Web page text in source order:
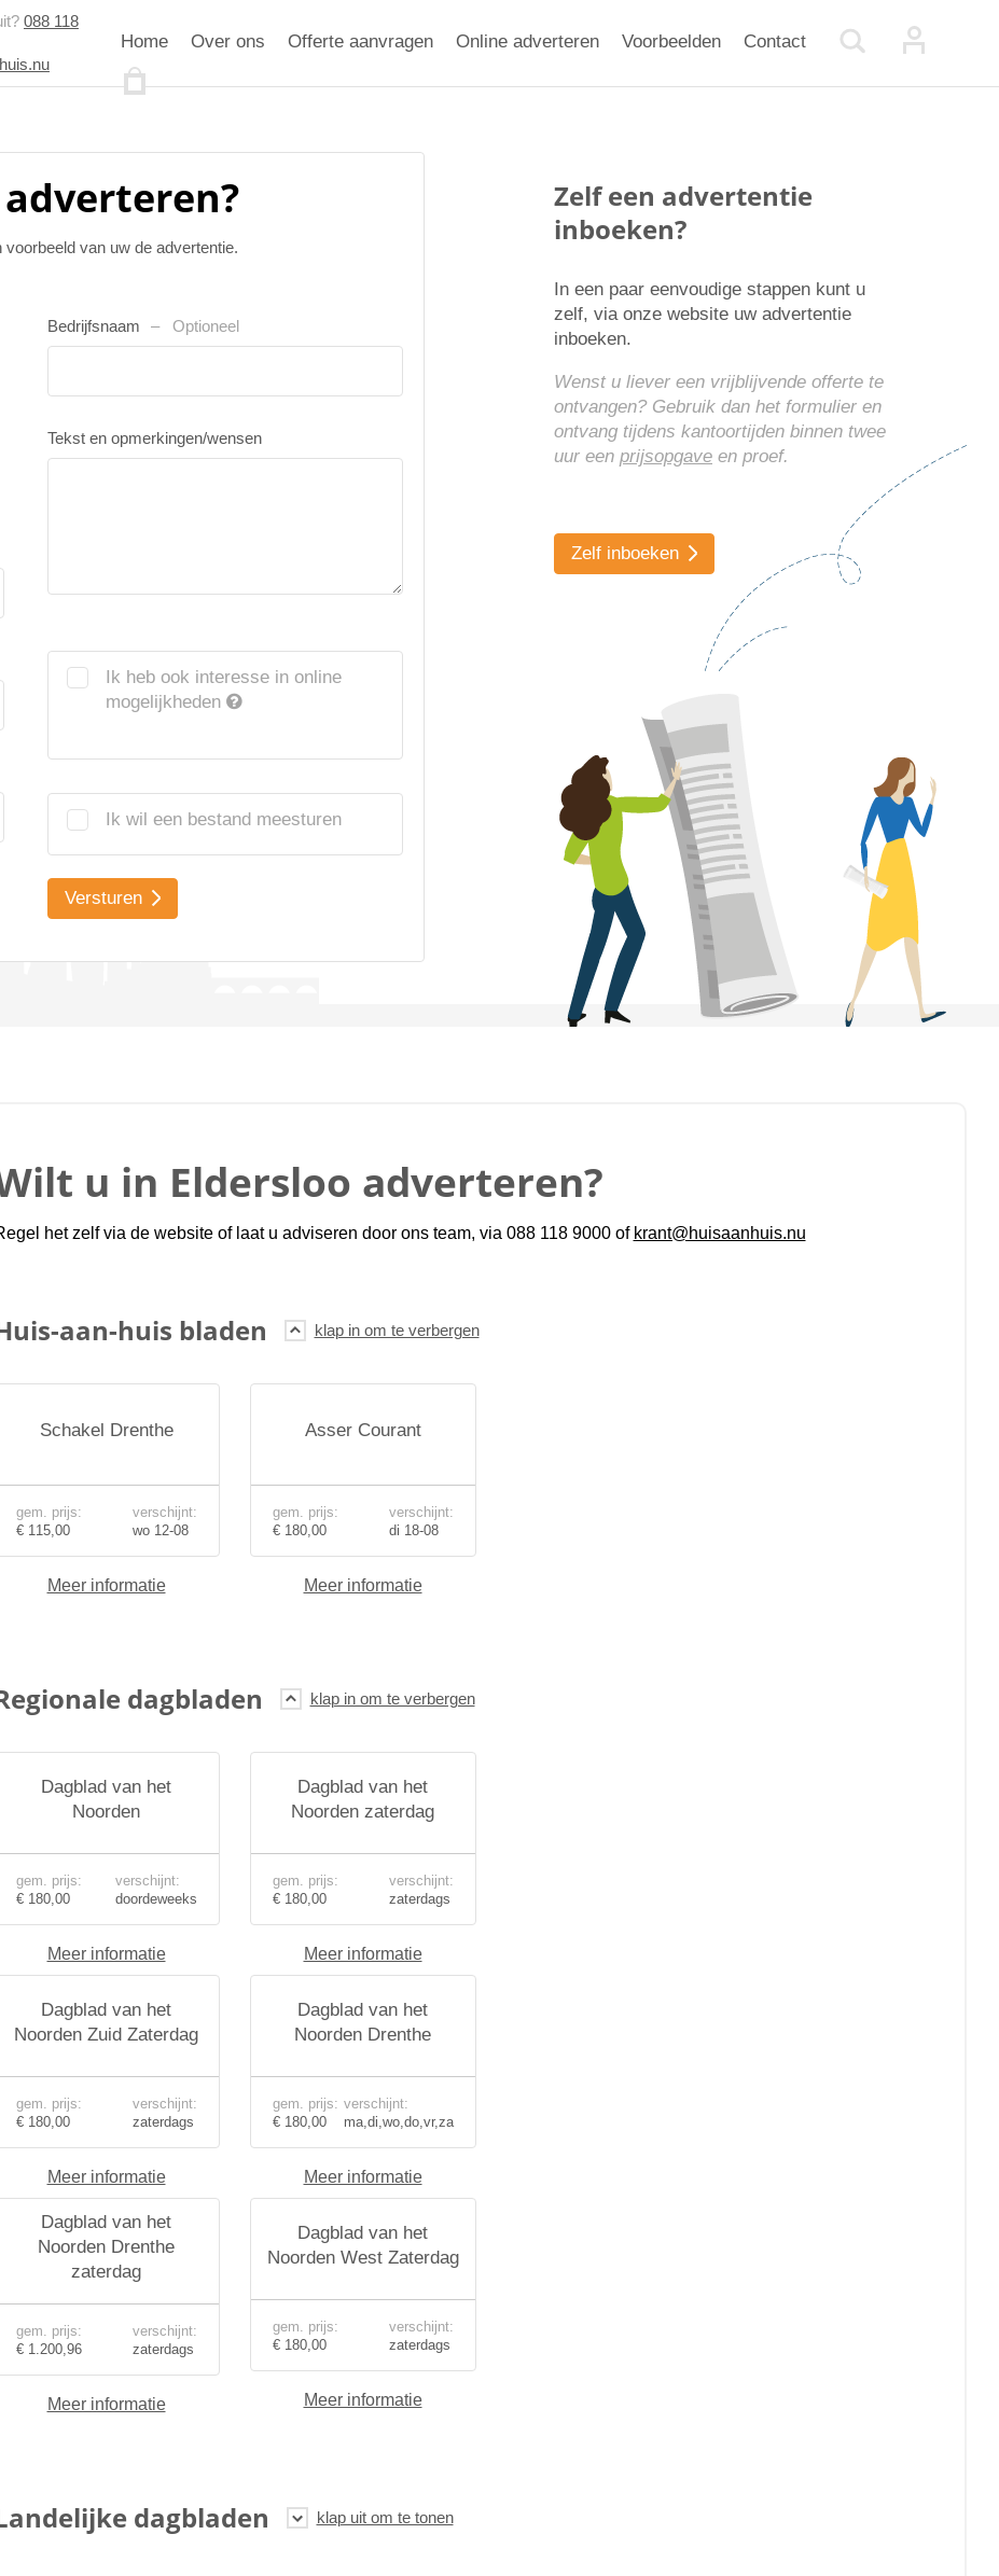
088 118
Home Over ons Offerte aanvragen Online adverteren Voorbeelden Contact
van uw de advertentie.
Bedrijfsnaam Optioneel
Tekst en opmerkingen/wensen
Ik heb ook interesse in online
mogelijkheden
Ik wil een bestand meesturen
Versturen
Zelf een advertentie
inboeken?
In een paar eenvoudige stappen kunt u
zelf, via onze website uw advertentie
inboeken.
Wenst u liever een vrijblijvende offerte te
ontvangen? Gebruik dan het formulier en
ontvang tijdens kantoortijden binnen twee
uur een prijsopgave en proef.
Zelf inboeken
u in Eldersloo adverteren?
het zelf via de website of laat u adviseren door ons team, via 088 118 9000 of krant@huisaanhuis.nu
aan-huis bladen
Schakel Drenthe
gem. prijs:
€ 115,00
verschijnt:
wo 12-08
Meer informatie
Asser Courant
gem. prijs:
€ 180,00
verschijnt:
di 18-08
Meer informatie
dagbladen
Dagblad van het
Noorden
gem. prijs:
€ 180,00
verschijnt:
doordeweeks
Meer informatie
Dagblad van het
Noorden zaterdag
gem. prijs:
€ 180,00
verschijnt:
zaterdags
Meer informatie
Dagblad van het
Noorden Zuid Zaterdag
gem. prijs:
€ 180,00
verschijnt:
zaterdags
Meer informatie
Dagblad van het
Noorden Drenthe
gem. prijs:
€ 180,00
verschijnt:
ma,di,wo,do,vr,za
Meer informatie
Dagblad van het
Noorden Drenthe
zaterdag
gem. prijs:
€ 1.200,96
verschijnt:
zaterdags
Meer informatie
Dagblad van het
Noorden West Zaterdag
gem. prijs:
€ 180,00
verschijnt:
zaterdags
Meer informatie
dagbladen